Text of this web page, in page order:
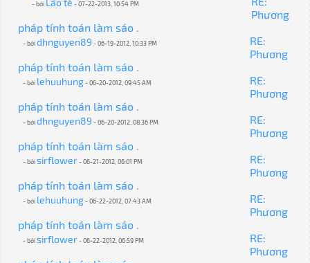
- bởi Lão tè - 07-22-2013, 10:54 PM
Phương
pháp tính toán làm sáo .
- bởidhnguyen89 - 06-19-2012, 10:33 PM
RE:
Phương
pháp tính toán làm sáo .
- bởi lehuuhung- 06-20-2012, 09:45 AM
RE:
Phương
pháp tính toán làm sáo .
- bởidhnguyen89 - 06-20-2012, 08:36 PM
RE:
Phương
pháp tính toán làm sáo .
- bởisirflower- 06-21-2012, 06:01 PM
RE:
Phương
pháp tính toán làm sáo .
- bởi lehuuhung- 06-22-2012, 07:43 AM
RE:
Phương
pháp tính toán làm sáo .
- bởisirflower- 06-22-2012, 06:59 PM
RE:
Phương